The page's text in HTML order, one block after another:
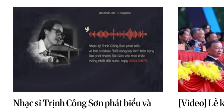
Nhạc sĩ Trịnh Công Sơn phát biểu và
[Video] Lễ